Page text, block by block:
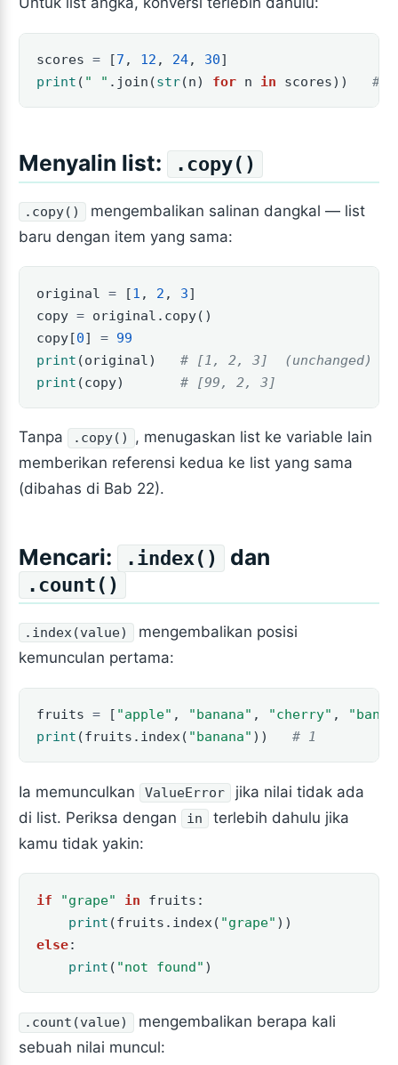
scores = [7 , 12 , 24, 30]
print ( " " .join(str(n) for n in scores)) #
Menyalin list: .copy()
.copy()
mengembalikan salinan dangkal — list
baru dengan item yang sama:
original = [1 , 2 , 3]
copy = original.copy()
copy[0] = 99
print (original) # [1, 2, 3]  (unchanged)
print (copy) # [99, 2, 3]
Tanpa .copy()
, menugaskan list ke variable lain
memberikan referensi kedua ke list yang sama
(dibahas di Bab 22).
Mencari: .index() dan
.count()
.index(value)
mengembalikan posisi
kemunculan pertama:
fruits = [ "apple" , "banana" , "cherry" ,
print (fruits.index( "banana" )) # 1
Ia memunculkan ValueError
jika nilai tidak ada
di list. Periksa dengan
in
terlebih dahulu jika
kamu tidak yakin:
if "grape" in fruits:
print (fruits.index( "grape" ))
else:
print ( "not found" )
.count(value)
mengembalikan berapa kali
sebuah nilai muncul: